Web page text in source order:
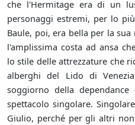
che l'Hermitage era di un
personaggi estremi, per lo
Baule, poi, era bella per la
l'amplissima costa ad ansa
lo stile delle attrezzature che
alberghi del Lido di
soggiorno della
spettacolo singolare.
Giulio, perché per gli altri